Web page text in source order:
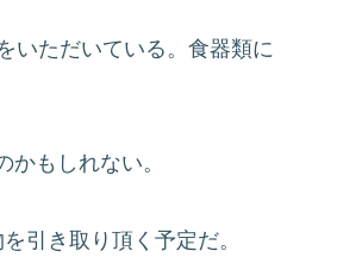
いただいている。食器類に
もしれない。
引き取り頂く予定だ。